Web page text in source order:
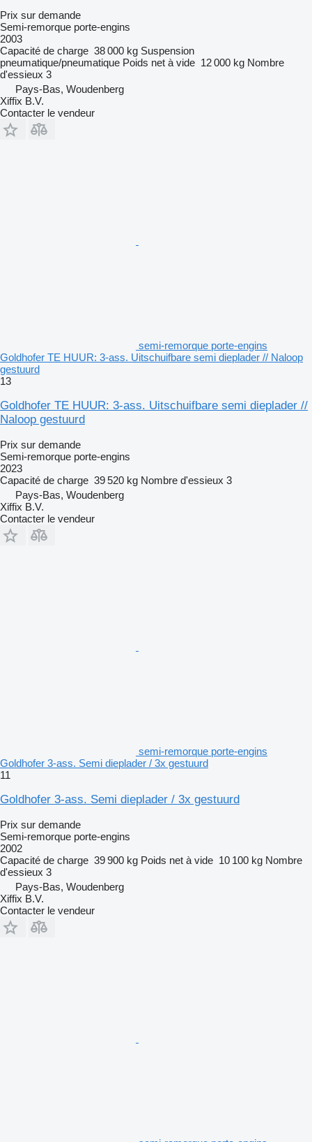
Prix sur demande
Semi-remorque porte-engins
2003
Capacité de charge 38 000 kg Suspension
pneumatique/pneumatique Poids net à vide 12 000 kg Nombre
d'essieux 3
Pays-Bas, Woudenberg
Xiffix B.V.
Contacter le vendeur
semi-remorque porte-engins
Goldhofer TE HUUR: 3-ass. Uitschuifbare semi dieplader // Naloop
gestuurd
13
Goldhofer TE HUUR: 3-ass. Uitschuifbare semi dieplader //
Naloop gestuurd
Prix sur demande
Semi-remorque porte-engins
2023
Capacité de charge 39 520 kg Nombre d'essieux 3
Pays-Bas, Woudenberg
Xiffix B.V.
Contacter le vendeur
semi-remorque porte-engins
Goldhofer 3-ass. Semi dieplader / 3x gestuurd
11
Goldhofer 3-ass. Semi dieplader / 3x gestuurd
Prix sur demande
Semi-remorque porte-engins
2002
Capacité de charge 39 900 kg Poids net à vide 10 100 kg Nombre
d'essieux 3
Pays-Bas, Woudenberg
Xiffix B.V.
Contacter le vendeur